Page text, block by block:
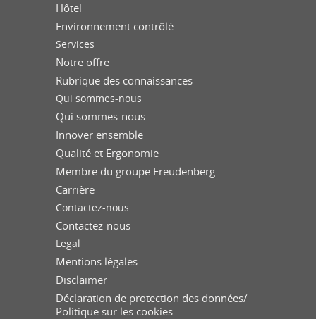
Hôtel
Environnement contrôlé
Services
Notre offre
Rubrique des connaissances
Qui sommes-nous
Qui sommes-nous
Innover ensemble
Qualité et Ergonomie
Membre du groupe Freudenberg
Carrière
Contactez-nous
Contactez-nous
Legal
Mentions légales
Disclaimer
Déclaration de protection des données/
Politique sur les cookies